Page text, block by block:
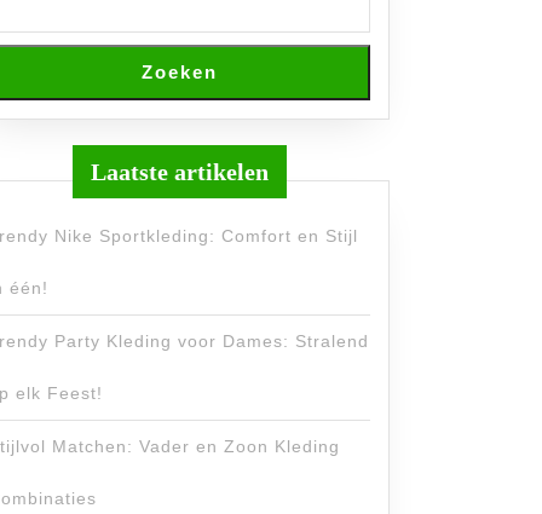
Zoeken
Laatste artikelen
Nike Sportkleding: Comfort en Stijl
één!
Party Kleding voor Dames: Stralend
elk Feest!
Matchen: Vader en Zoon Kleding